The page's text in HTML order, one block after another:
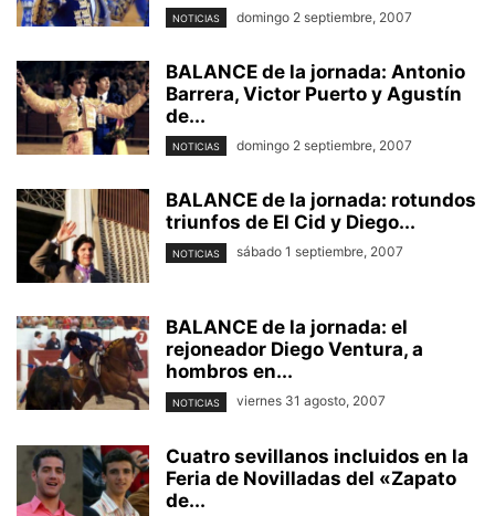
NOTICIAS domingo 2 septiembre, 2007
BALANCE de la jornada: Antonio
Barrera, Victor Puerto y Agustín
de...
NOTICIAS domingo 2 septiembre, 2007
BALANCE de la jornada: rotundos
triunfos de El Cid y Diego...
NOTICIAS sábado 1 septiembre, 2007
BALANCE de la jornada: el
rejoneador Diego Ventura, a
hombros en...
NOTICIAS viernes 31 agosto, 2007
Cuatro sevillanos incluidos en la
Feria de Novilladas del «Zapato
de...